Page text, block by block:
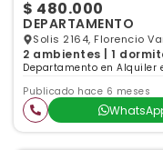
$ 480.000
DEPARTAMENTO
Solis 2164, Florencio
2 ambientes | 1
Departamento en Alquiler
Publicado hace 6 meses